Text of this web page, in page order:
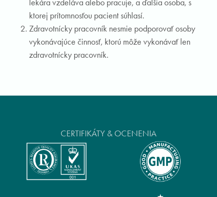
lekára vzdeláva alebo pracuje, a ďalšia osoba, s
ktorej prítomnosťou pacient súhlasí.
Zdravotnícky pracovník nesmie podporovať osoby
vykonávajúce činnosť, ktorú môže vykonávať len
zdravotnícky pracovník.
CERTIFIKÁTY & OCENENIA